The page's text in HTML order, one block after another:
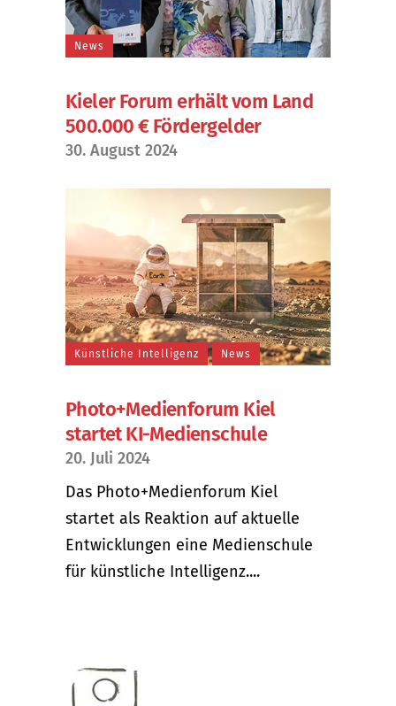
News
Kieler Forum erhält vom Land
500.000 € Fördergelder
30. August 2024
Künstliche Intelligenz News
Photo+Medienforum Kiel
startet KI-Medienschule
20. Juli 2024
Das Photo+Medienforum Kiel
startet als Reaktion auf aktuelle
Entwicklungen eine Medienschule
für künstliche Intelligenz....